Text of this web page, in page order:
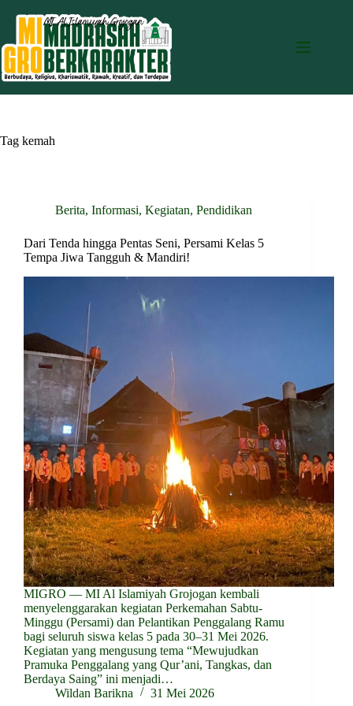
content
Tag kemah
Berita, Informasi, Kegiatan, Pendidikan
Dari Tenda hingga Pentas Seni, Persami Kelas 5
Tempa Jiwa Tangguh & Mandiri!
MIGRO — MI Al Islamiyah Grojogan kembali
menyelenggarakan kegiatan Perkemahan Sabtu-
Minggu (Persami) dan Pelantikan Penggalang Ramu
bagi seluruh siswa kelas 5 pada 30–31 Mei 2026.
Kegiatan yang mengusung tema “Mewujudkan
Pramuka Penggalang yang Qur’ani, Tangkas, dan
Berdaya Saing” ini menjadi…
Wildan Barikna
31 Mei 2026